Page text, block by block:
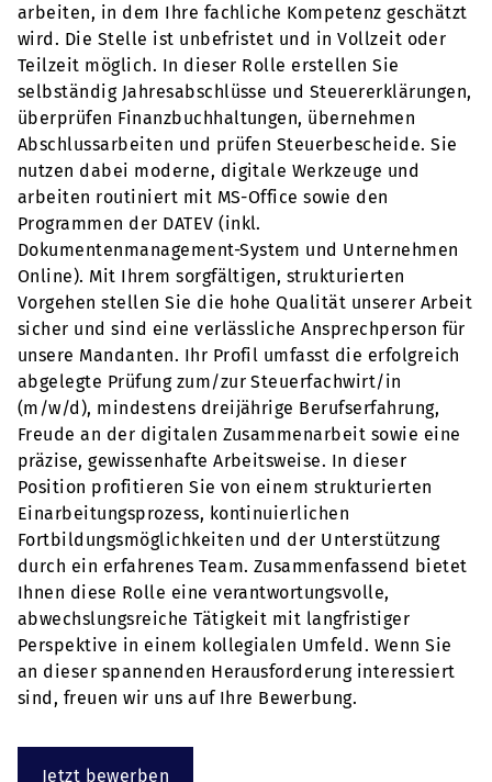
arbeiten, in dem Ihre fachliche Kompetenz geschätzt
wird. Die Stelle ist unbefristet und in Vollzeit oder
Teilzeit möglich. In dieser Rolle erstellen Sie
selbständig Jahresabschlüsse und Steuererklärungen,
überprüfen Finanzbuchhaltungen, übernehmen
Abschlussarbeiten und prüfen Steuerbescheide. Sie
nutzen dabei moderne, digitale Werkzeuge und
arbeiten routiniert mit MS-Office sowie den
Programmen der DATEV (inkl.
Dokumentenmanagement-System und Unternehmen
Online). Mit Ihrem sorgfältigen, strukturierten
Vorgehen stellen Sie die hohe Qualität unserer Arbeit
sicher und sind eine verlässliche Ansprechperson für
unsere Mandanten. Ihr Profil umfasst die erfolgreich
abgelegte Prüfung zum/zur Steuerfachwirt/in
(m/w/d), mindestens dreijährige Berufserfahrung,
Freude an der digitalen Zusammenarbeit sowie eine
präzise, gewissenhafte Arbeitsweise. In dieser
Position profitieren Sie von einem strukturierten
Einarbeitungsprozess, kontinuierlichen
Fortbildungsmöglichkeiten und der Unterstützung
durch ein erfahrenes Team. Zusammenfassend bietet
Ihnen diese Rolle eine verantwortungsvolle,
abwechslungsreiche Tätigkeit mit langfristiger
Perspektive in einem kollegialen Umfeld. Wenn Sie
an dieser spannenden Herausforderung interessiert
sind, freuen wir uns auf Ihre Bewerbung.
Jetzt bewerben